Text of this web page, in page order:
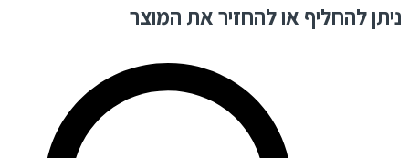
ניתן להחליף או להחזיר את המוצר